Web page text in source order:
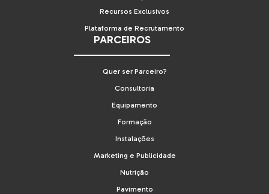
Recursos Exclusivos
Plataforma de Recrutamento
PARCEIROS
Quer ser Parceiro?
Consultoria
Equipamento
Formação
Instalações
Marketing e Publicidade
Nutrição
Pavimento